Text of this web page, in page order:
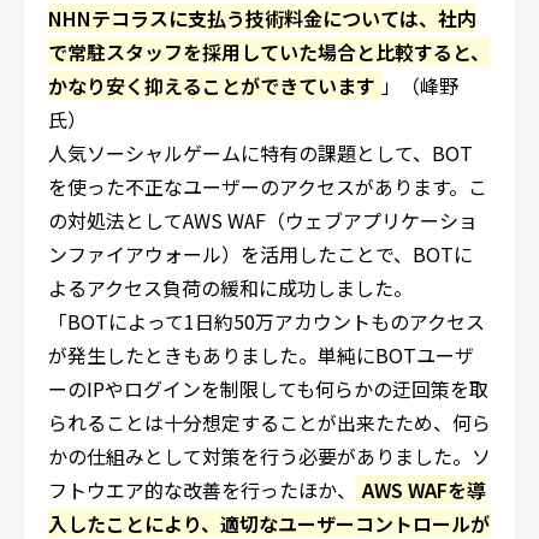
NHNテコラスに支払う技術料金については、社内
で常駐スタッフを採用していた場合と比較すると、
かなり安く抑えることができています 」（峰野
氏）
人気ソーシャルゲームに特有の課題として、BOT
を使った不正なユーザーのアクセスがあります。こ
の対処法としてAWS WAF（ウェブアプリケーショ
ンファイアウォール）を活用したことで、BOTに
よるアクセス負荷の緩和に成功しました。
「BOTによって1日約50万アカウントものアクセス
が発生したときもありました。単純にBOTユーザ
ーのIPやログインを制限しても何らかの迂回策を取
られることは十分想定することが出来たため、何ら
かの仕組みとして対策を行う必要がありました。ソ
フトウエア的な改善を行ったほか、
AWS WAFを導
入したことにより、適切なユーザーコントロールが